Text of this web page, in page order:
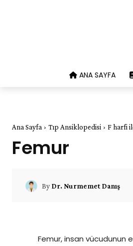
ANA SAYFA
Ana Sayfa Tıp Ansiklopedisi F harfi
Femur
By Dr. Nurmemet Danış
Femur, insan vücudunun